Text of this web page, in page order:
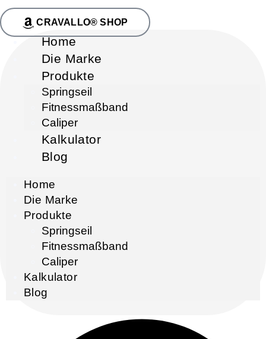
CRAVALLO® SHOP
Home
Die Marke
Produkte
Springseil
Fitnessmaßband
Caliper
Kalkulator
Blog
Home
Die Marke
Produkte
Springseil
Fitnessmaßband
Caliper
Kalkulator
Blog